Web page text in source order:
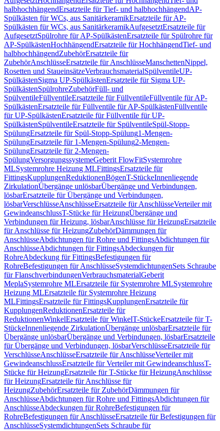
halbhochhängendErsatzteile für Tief- und halbhochhängendAP-
Spülkästen für WCs, aus SanitärkeramikErsatzteile für AP-
Spülkästen für WCs, aus SanitärkeramikAufgesetztErsatzteile für
AufgesetztSpülrohre für AP-SpülkästenErsatzteile für Spülrohre für
AP-SpülkästenHochhängendErsatzteile für HochhängendTief- und
halbhochhängendZubehörErsatzteile für
ZubehörAnschlüsseErsatzteile für AnschlüsseManschettenNippel,
Rosetten und StaueinsätzeVerbrauchsmaterialSpülventileUP-
SpülkästenSigma UP-SpülkästenErsatzteile für Sigma UP-
SpülkästenSpülrohreZubehörFüll- und
SpülventileFüllventileErsatzteile für FüllventileFüllventile für AP-
SpülkästenErsatzteile für Füllventile für AP-SpülkästenFüllventile
für UP-SpülkästenErsatzteile für Füllventile für UP-
SpülkästenSpülventileErsatzteile für SpülventileSpül-Stopp-
SpülungErsatzteile für Spül-Stopp-Spülung1-Mengen-
SpülungErsatzteile für 1-Mengen-Spülung2-Mengen-
SpülungErsatzteile für 2-Mengen-
SpülungVersorgungssystemeGeberit FlowFitSystemrohre
MLSystemrohre Heizung MLFittingsErsatzteile für
FittingsKupplungenReduktionenBögenT-StückeInnenliegende
ZirkulationÜbergänge unlösbarÜbergänge und Verbindungen,
lösbarErsatzteile für Übergänge und Verbindungen,
lösbarVerschlüsseAnschlüsseErsatzteile für AnschlüsseVerteiler mit
GewindeanschlussT-Stücke für HeizungÜbergänge und
Verbindungen für Heizung, lösbarAnschlüsse für HeizungErsatzteile
für Anschlüsse für HeizungZubehörDämmungen für
AnschlüsseAbdichtungen für Rohre und FittingsAbdichtungen für
AnschlüsseAbdichtungen für FittingsAbdeckungen für
RohreAbdeckung für FittingsBefestigungen für
RohreBefestigungen für AnschlüsseSystemdichtungenSets Schraube
für FlanschverbindungenVerbrauchsmaterialGeberit
MeplaSystemrohre MLErsatzteile für Systemrohre MLSystemrohre
Heizung MLErsatzteile für Systemrohre Heizung
MLFittingsErsatzteile für FittingsKupplungenErsatzteile für
KupplungenReduktionenErsatzteile für
ReduktionenWinkelErsatzteile für WinkelT-StückeErsatzteile für T-
StückeInnenliegende ZirkulationÜbergänge unlösbarErsatzteile für
Übergänge unlösbarÜbergänge und Verbindungen, lösbarErsatzteile
für Übergänge und Verbindungen, lösbarVerschlüsseErsatzteile für
VerschlüsseAnschlüsseErsatzteile für AnschlüsseVerteiler mit
GewindeanschlussErsatzteile für Verteiler mit GewindeanschlussT-
Stücke für HeizungErsatzteile für T-Stücke für HeizungAnschlüsse
für HeizungErsatzteile für Anschlüsse für
HeizungZubehörErsatzteile für ZubehörDämmungen für
AnschlüsseAbdichtungen für Rohre und FittingsAbdichtungen für
AnschlüsseAbdeckungen für RohreBefestigungen für
RohreBefestigungen für AnschlüsseErsatzteile für Befestigungen für
AnschlüsseSystemdichtungenSets Schraube für